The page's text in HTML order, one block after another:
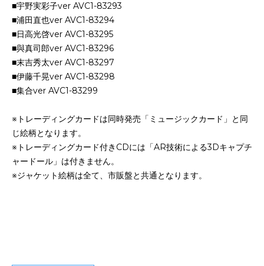
■宇野実彩子ver AVC1-83293
■浦田直也ver AVC1-83294
■日高光啓ver AVC1-83295
■與真司郎ver AVC1-83296
■末吉秀太ver AVC1-83297
■伊藤千晃ver AVC1-83298
■集合ver AVC1-83299
※トレーディングカードは同時発売「ミュージックカード」と同
じ絵柄となります。
※トレーディングカード付きCDには「AR技術による3Dキャプチ
ャードール」は付きません。
※ジャケット絵柄は全て、市販盤と共通となります。